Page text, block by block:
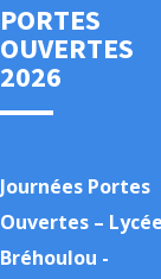
PORTES
OUVERTES
2026
Journées Portes
Ouvertes –
Bréhoulou -